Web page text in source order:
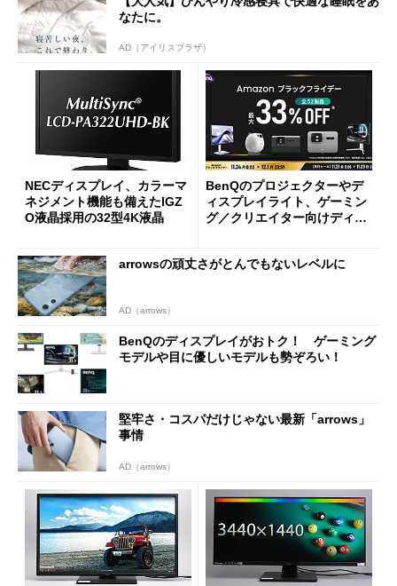
なたに。
AD（アイリスプラザ）
NECディスプレイ、カラーマ
ネジメント機能も備えたIGZ
O液晶採用の32型4K液晶
BenQのプロジェクターやデ
ィスプレイライト、ゲーミン
グ／クリエイター向けディス
arrowsの頑丈さがとんでもないレベルに
AD（arrows）
BenQのディスプレイがおトク！ ゲーミング
モデルや目に優しいモデルも勢ぞろい！
堅牢さ・コスパだけじゃない最新「arrows」
事情
AD（arrows）